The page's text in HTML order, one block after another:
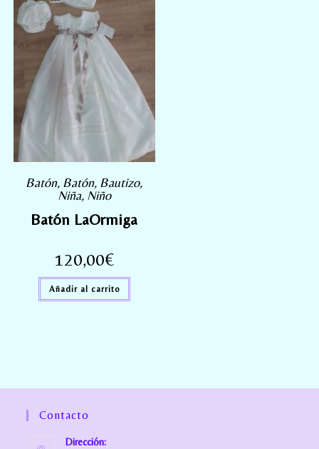
Batón, Batón, Bautizo,
Niña, Niño
Batón LaOrmiga
120,00€
Añadir al carrito
Contacto
Dirección: